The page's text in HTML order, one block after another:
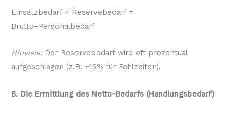
Einsatzbedarf + Reservebedarf =
Brutto−Personalbedarf
Hinweis:Der Reservebedarf wird oft prozentual
aufgeschlagen (z.B. +15% für Fehlzeiten).
B. Die Ermittlung des Netto-Bedarfs (Handlungsbedarf)